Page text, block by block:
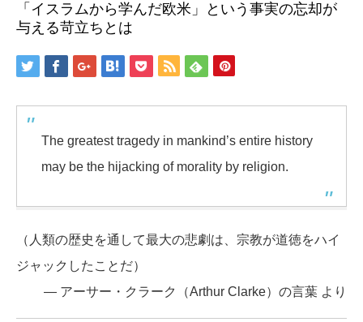
「イスラムから学んだ欧米」という事実の忘却が
与える苛立ちとは
The greatest tragedy in mankind’s entire history
may be the hijacking of morality by religion.
（人類の歴史を通して最大の悲劇は、宗教が道徳をハイ
ジャックしたことだ）
― アーサー・クラーク（Arthur Clarke）の言葉 より